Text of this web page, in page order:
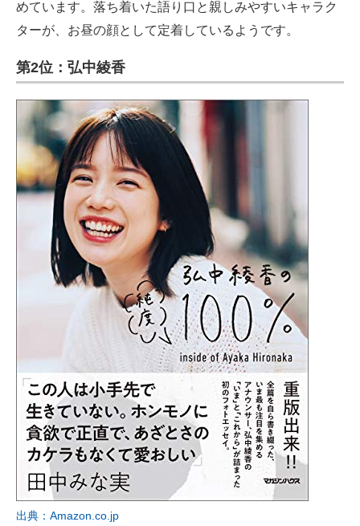
めています。落ち着いた語り口と親しみやすいキャラク
ターが、お昼の顔として定着しているようです。
第2位：弘中綾香
出典：Amazon.co.jp